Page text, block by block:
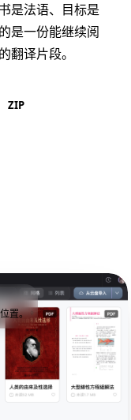
是法语、目标是
是一份能继续阅
翻译片段。
ZIP
置。